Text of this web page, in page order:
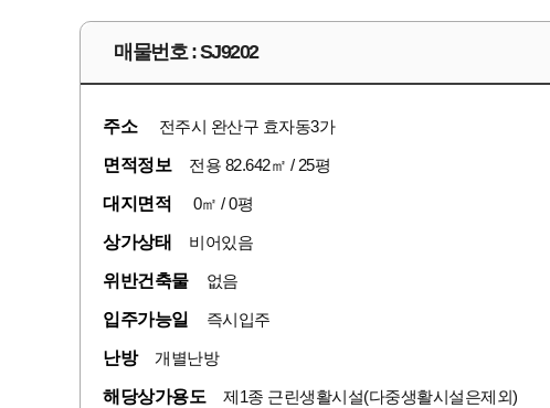
매물번호 : SJ9202
주소 전주시 완산구 효자동3가
면적정보 전용 82.642㎡ / 25평
대지면적 0㎡ / 0평
상가상태 비어있음
위반건축물 없음
입주가능일 즉시입주
난방 개별난방
해당상가용도 제1종 근린생활시설(다중생활시설은제외)